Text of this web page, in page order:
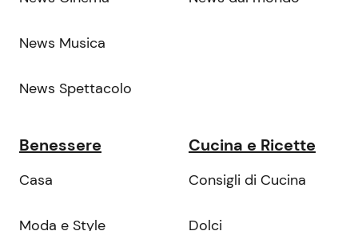
News Musica
News Spettacolo
Benessere
Casa
Moda e Style
Cucina e Ricette
Consigli di Cucina
Dolci